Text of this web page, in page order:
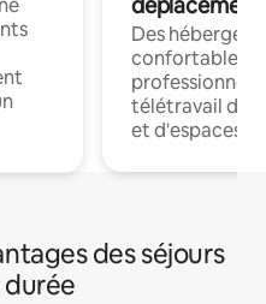
Des
confortables
professionnels
télétravail
et d'espaces
des séjours